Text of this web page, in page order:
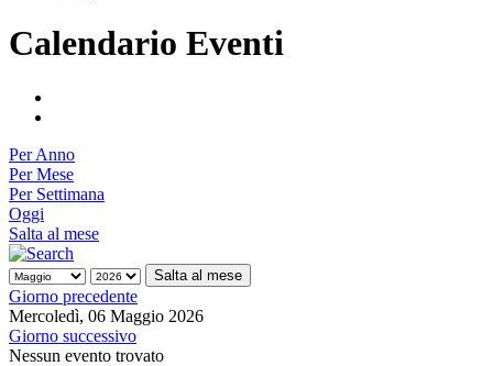
Calendario Eventi
Per Anno
Per Mese
Per Settimana
Oggi
Salta al mese
Salta al mese
Giorno precedente
Mercoledì, 06 Maggio 2026
Giorno successivo
Nessun evento trovato